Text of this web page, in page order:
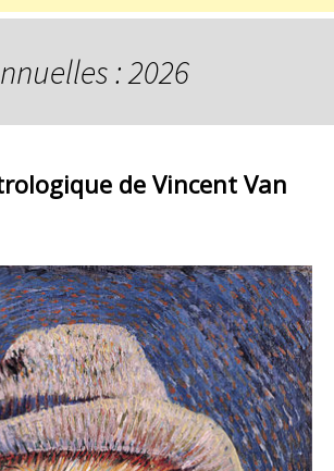
: 2026
de Vincent Van